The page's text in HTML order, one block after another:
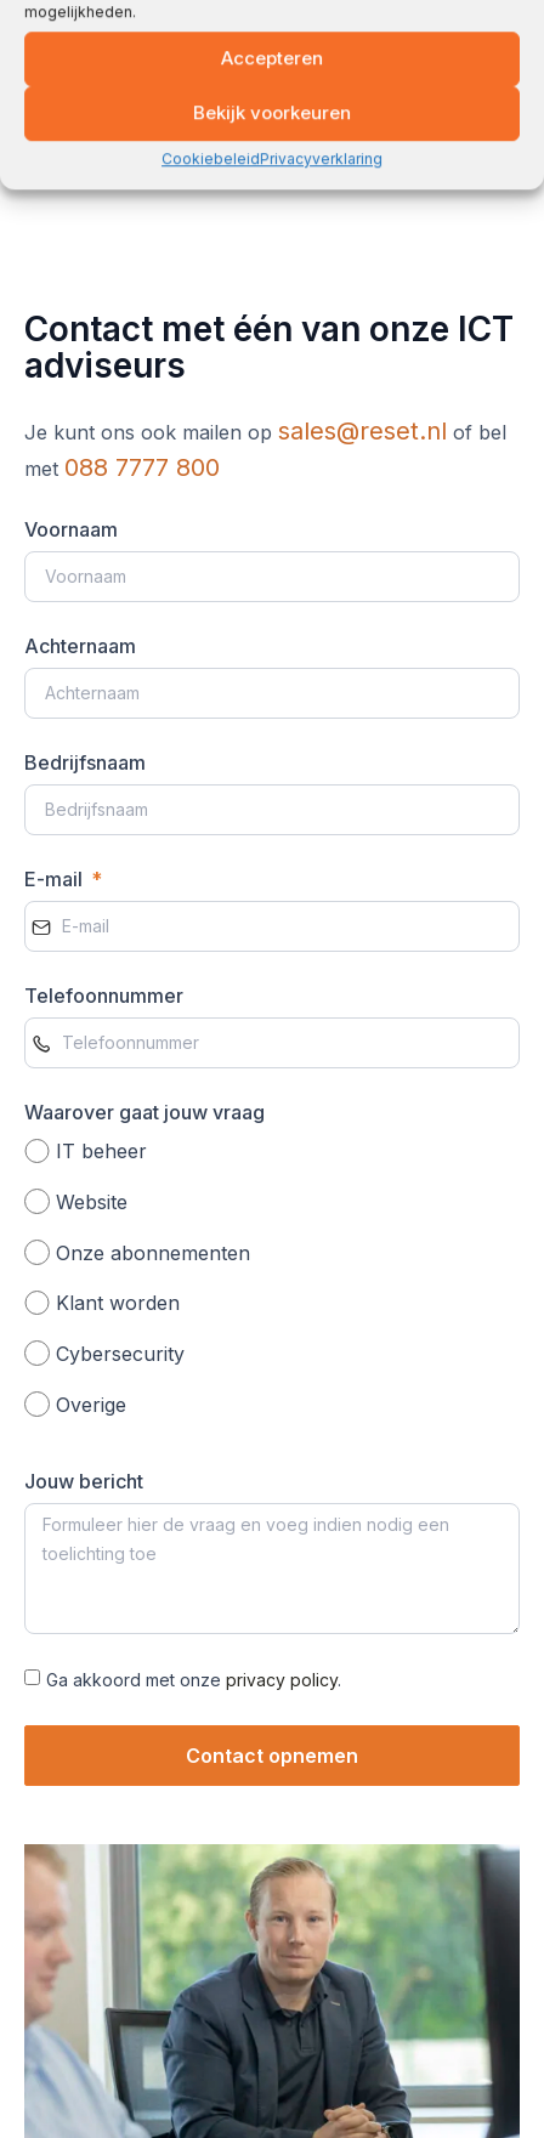
mogelijkheden.
Accepteren
Bekijk voorkeuren
CookiebeleidPrivacyverklaring
Bits + Bytes
Contact met één van onze ICT
adviseurs
Je kunt ons ook mailen op sales@reset.nl of bel
met 088 7777 800
Voornaam
Achternaam
Bedrijfsnaam
E-mail
Telefoonnummer
Waarover gaat jouw vraag
IT beheer
Website
Onze abonnementen
Klant worden
Cybersecurity
Overige
Jouw bericht
Ga akkoord met onze privacy policy.
Contact opnemen